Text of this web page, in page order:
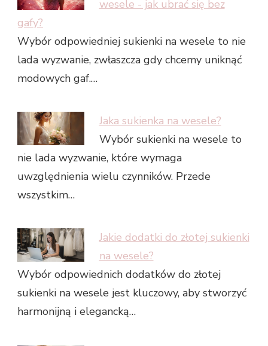
wesele - jak ubrać się bez
gafy?
Wybór odpowiedniej sukienki na wesele to nie
lada wyzwanie, zwłaszcza gdy chcemy uniknąć
modowych gaf.…
Jaka sukienka na wesele?
Wybór sukienki na wesele to
nie lada wyzwanie, które wymaga
uwzględnienia wielu czynników. Przede
wszystkim…
Jakie dodatki do złotej sukienki
na wesele?
Wybór odpowiednich dodatków do złotej
sukienki na wesele jest kluczowy, aby stworzyć
harmonijną i elegancką…